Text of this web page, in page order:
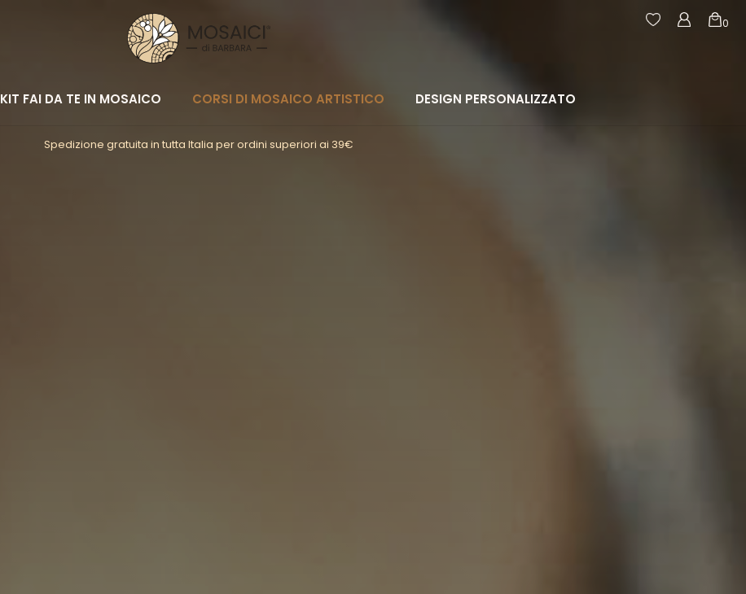
Metodi di spedizione
Whatsapp
0
KIT FAI DA TE IN MOSAICO CORSI DI MOSAICO ARTISTICO DESIGN PERSONALIZZATO
Spedizione gratuita in tutta Italia per ordini superiori ai 39€